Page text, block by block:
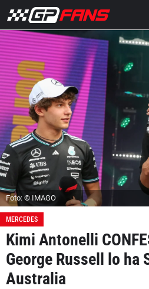
Foto: © IMAGO
MERCEDES
Kimi Antonelli
George Russell lo ha
Australia